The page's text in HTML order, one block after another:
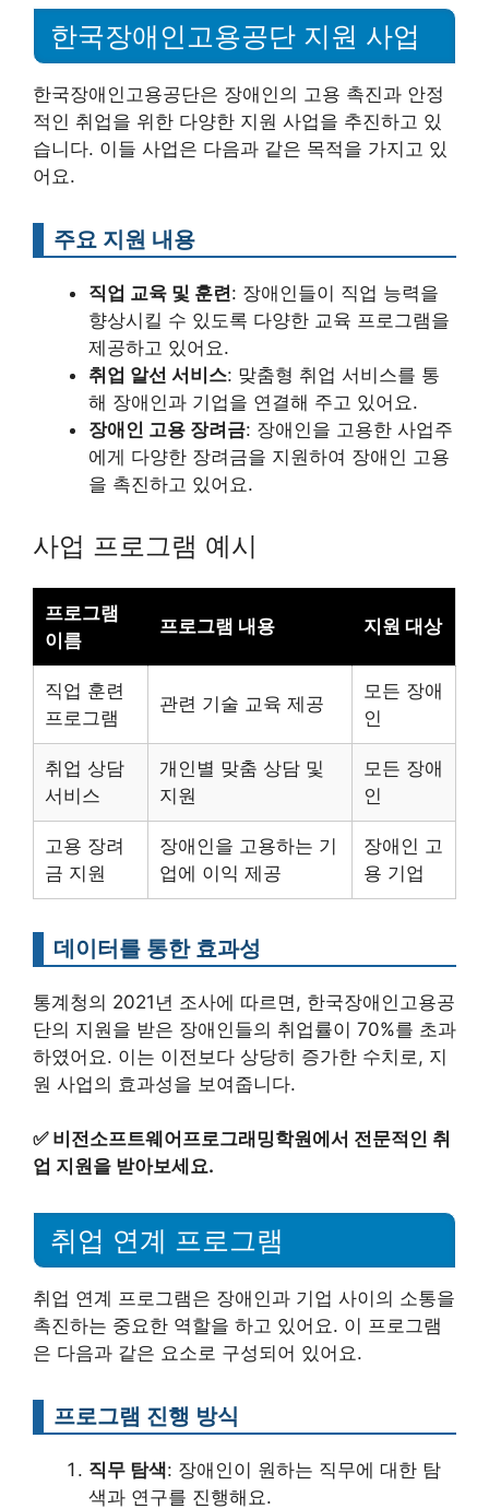
한국장애인고용공단 지원 사업
한국장애인고용공단은 장애인의 고용 촉진과 안정
적인 취업을 위한 다양한 지원 사업을 추진하고 있
습니다. 이들 사업은 다음과 같은 목적을 가지고 있
어요.
주요 지원 내용
직업 교육 및 훈련: 장애인들이 직업 능력을
향상시킬 수 있도록 다양한 교육 프로그램을
제공하고 있어요.
취업 알선 서비스: 맞춤형 취업 서비스를 통
해 장애인과 기업을 연결해 주고 있어요.
장애인 고용 장려금: 장애인을 고용한 사업주
에게 다양한 장려금을 지원하여 장애인 고용
을 촉진하고 있어요.
사업 프로그램 예시
프로그램
이름
프로그램 내용 지원 대상
직업 훈련
프로그램
관련 기술 교육 제공
모든 장애
인
취업 상담
서비스
개인별 맞춤 상담 및
지원
모든 장애
인
고용 장려
금 지원
장애인을 고용하는 기
업에 이익 제공
장애인 고
용 기업
데이터를 통한 효과성
통계청의 2021년 조사에 따르면, 한국장애인고용공
단의 지원을 받은 장애인들의 취업률이 70%를 초과
하였어요. 이는 이전보다 상당히 증가한 수치로, 지
원 사업의 효과성을 보여줍니다.
✅ 비전소프트웨어프로그래밍학원에서 전문적인 취
업 지원을 받아보세요.
취업 연계 프로그램
취업 연계 프로그램은 장애인과 기업 사이의 소통을
촉진하는 중요한 역할을 하고 있어요. 이 프로그램
은 다음과 같은 요소로 구성되어 있어요.
프로그램 진행 방식
직무 탐색: 장애인이 원하는 직무에 대한 탐
색과 연구를 진행해요.